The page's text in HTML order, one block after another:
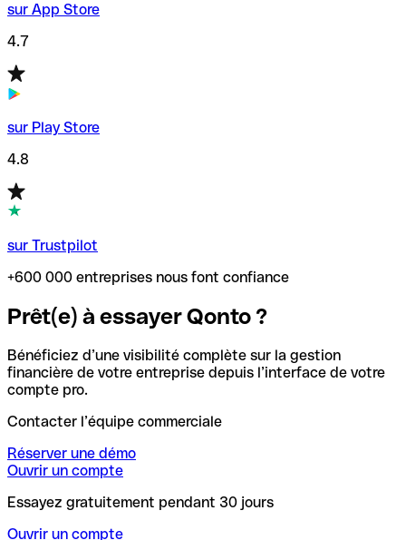
sur App Store
4.7
sur Play Store
4.8
sur Trustpilot
+600 000 entreprises nous font confiance
Prêt(e) à essayer Qonto ?
Bénéficiez d’une visibilité complète sur la gestion
financière de votre entreprise depuis l’interface de votre
compte pro.
Contacter l’équipe commerciale
Réserver une démo
Ouvrir un compte
Essayez gratuitement pendant 30 jours
Ouvrir un compte